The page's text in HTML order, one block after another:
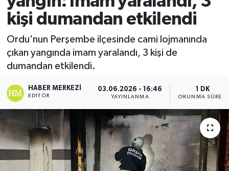
kişi dumandan etkilendi
Ordu'nun Perşembe ilçesinde cami lojmanında
çıkan yangında imam yaralandı, 3 kişi de
dumandan etkilendi.
HABER MERKEZI
EDITÖR
03.06.2026 - 16:46
YAYINLANMA
1 DK
OKUNMA SÜRESI
Ekonomi
Sağlık
Tokat Haber